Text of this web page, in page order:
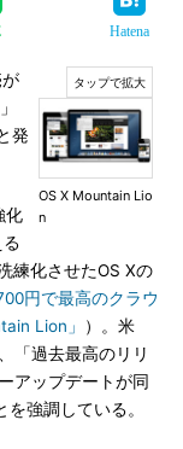
Hatena
OS X Mountain Lio
n
」
発
化
練化させたOS Xの
円で最高のクラウ
Lion」
）。米
「過去最高のリリ
アップデートが同
強調している。